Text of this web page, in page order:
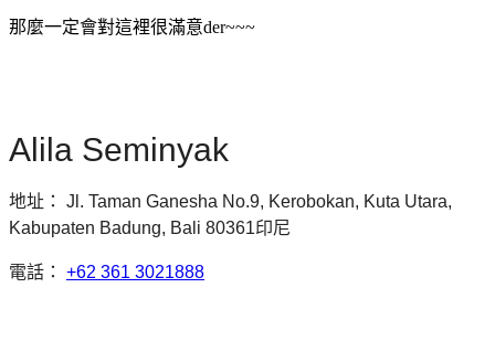
那麼一定會對這裡很滿意der~~~
Alila Seminyak
地址 ： Jl. Taman Ganesha No.9, Kerobokan, Kuta Utara,
Kabupaten Badung, Bali 80361印尼
電話： +62 361 3021888